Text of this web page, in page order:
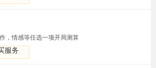
，情感等任选一项开局测算
服务